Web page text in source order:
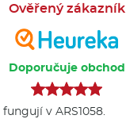
Ověřený zákazník
Doporučuje obchod
v ARS1058.